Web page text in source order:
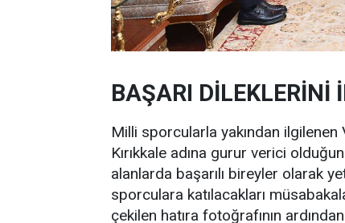
BAŞARI DİLEKLERİNİ
Milli sporcularla yakından ilgilenen
Kırıkkale adına gurur verici
alanlarda başarılı bireyler olarak
sporculara katılacakları
çekilen hatıra fotoğrafının